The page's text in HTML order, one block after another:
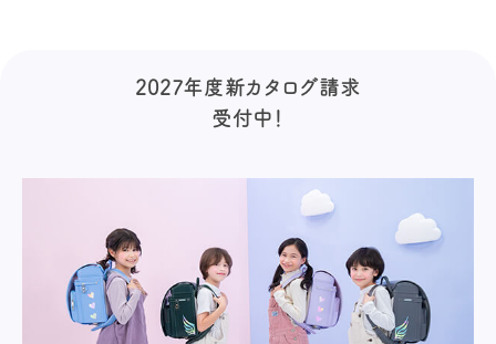
2027年度新カタログ請求
受付中！